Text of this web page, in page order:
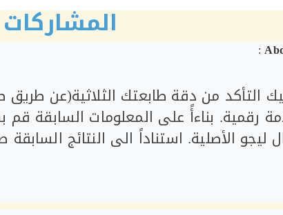
المشاركات
:
رقمية. بناءأً على المعلومات السابقة
الأصلية. استناداً الى النتائج